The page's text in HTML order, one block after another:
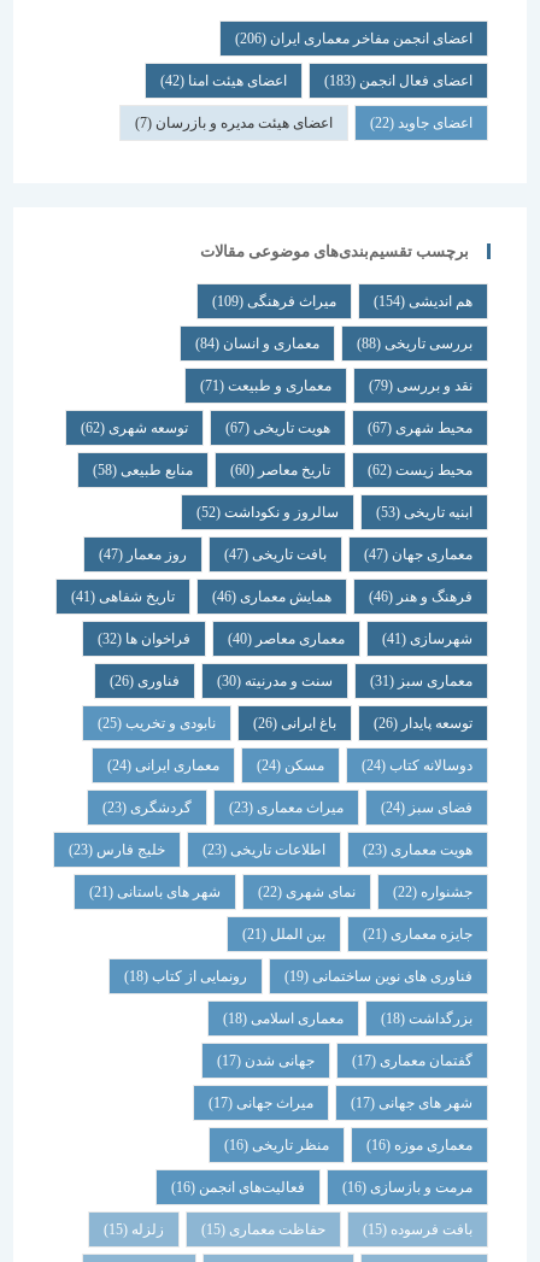
اعضای انجمن مفاخر معماری ایران (206)
اعضای فعال انجمن(183) اعضای هیئت امنا(42)
اعضای جاوید(22) اعضای هیئت مدیره و بازرسان(7)
برچسب تقسیم‌بندی‌های موضوعی مقالات
هم اندیشی (154) میراث فرهنگی (109)
بررسی تاریخی (88) معماری و انسان (84)
نقد و بررسی (79) معماری و طبیعت (71)
محیط شهری(67) هویت تاریخی(67) توسعه شهری(62)
محیط زیست(62) تاریخ معاصر(60) منابع طبیعی(58)
ابنیه تاریخی(53) سالروز و نکوداشت(52)
معماری جهان (47) بافت تاریخی(47) روز معمار(47)
فرهنگ و هنر(46) همایش معماری (46) تاریخ شفاهی (41)
شهرسازی(41) معماری معاصر(40) فراخوان ها (32)
معماری سبز(31) سنت و مدرنیته(30) فناوری (26)
توسعه پایدار(26) باغ ایرانی(26) نابودی و تخریب(25)
دوسالانه کتاب(24) مسکن (24) معماری ایرانی(24)
فضای سبز(24) میراث معماری (23) گردشگری (23)
هویت معماری (23) اطلاعات تاریخی(23) خلیج فارس(23)
جشنواره(22) نمای شهری(22) شهر های باستانی (21)
جایزه معماری (21) بین الملل(21)
فناوری های نوین ساختمانی(19) رونمایی از کتاب (18)
بزرگداشت (18) معماری اسلامی(18)
گفتمان معماری (17) جهانی شدن(17)
شهر های جهانی(17) میراث جهانی(17)
معماری موزه(16) منظر تاریخی (16)
مرمت و بازسازی(16) فعالیت‌های انجمن(16)
بافت فرسوده (15) حفاظت معماری (15) زلزله